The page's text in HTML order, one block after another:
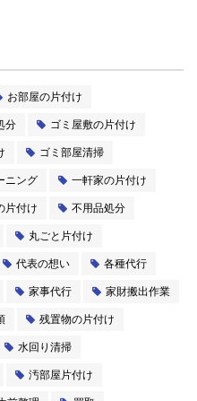
お部屋の片付け
分
ゴミ屋敷の片付け
ゴミ部屋清掃
ニング
一軒家の片付け
片付け
不用品処分
丸ごと片付け
代表の想い
各種代行
家事代行
家財搬出作業
残置物の片付け
水回り清掃
汚部屋片付け